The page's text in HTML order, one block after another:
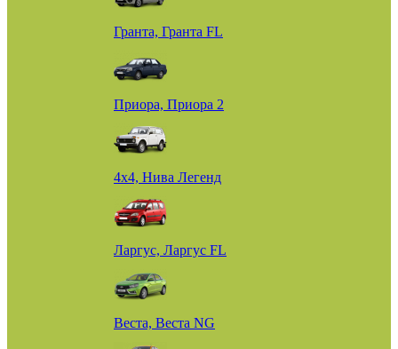
Гранта, Гранта FL
Приора, Приора 2
4х4, Нива Легенд
Ларгус, Ларгус FL
Веста, Веста NG